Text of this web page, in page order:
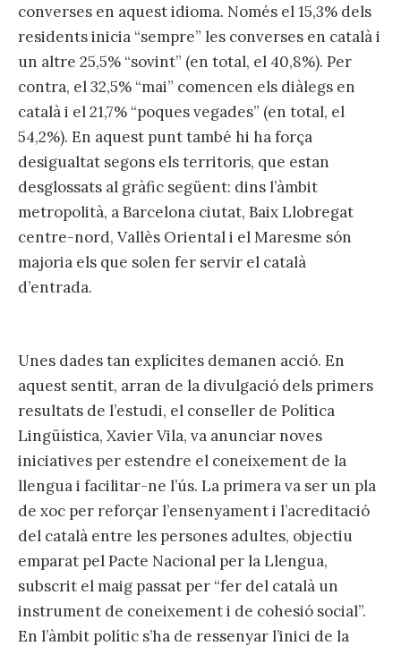
converses en aquest idioma. Només el 15,3% dels
residents inicia “sempre” les converses en català i
un altre 25,5% “sovint” (en total, el 40,8%). Per
contra, el 32,5% “mai” comencen els diàlegs en
català i el 21,7% “poques vegades” (en total, el
54,2%). En aquest punt també hi ha força
desigualtat segons els territoris, que estan
desglossats al gràfic següent: dins l’àmbit
metropolità, a Barcelona ciutat, Baix Llobregat
centre-nord, Vallès Oriental i el Maresme són
majoria els que solen fer servir el català
d’entrada.
Unes dades tan explícites demanen acció. En
aquest sentit, arran de la divulgació dels primers
resultats de l’estudi, el conseller de Política
Lingüística, Xavier Vila, va anunciar noves
iniciatives per estendre el coneixement de la
llengua i facilitar-ne l’ús. La primera va ser un pla
de xoc per reforçar l’ensenyament i l’acreditació
del català entre les persones adultes, objectiu
emparat pel Pacte Nacional per la Llengua,
subscrit el maig passat per “fer del català un
instrument de coneixement i de cohesió social”.
En l’àmbit polític s’ha de ressenyar l’inici de la